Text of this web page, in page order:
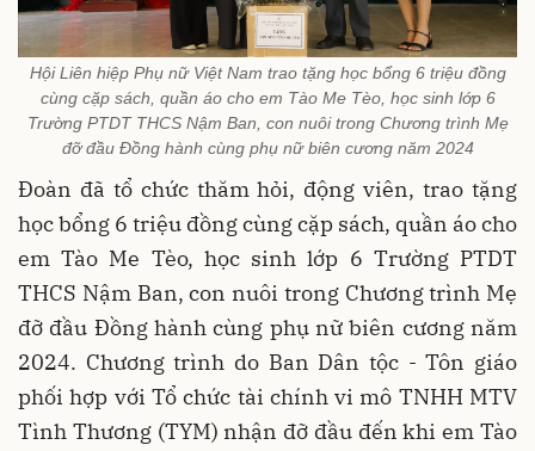
Hội Liên hiệp Phụ nữ Việt Nam trao tặng học bổng 6 triệu đồng
cùng cặp sách, quần áo cho em Tào Me Tèo, học sinh lớp 6
Trường PTDT THCS Nậm Ban, con nuôi trong Chương trình Mẹ
đỡ đầu Đồng hành cùng phụ nữ biên cương năm 2024
Đoàn đã tổ chức thăm hỏi, động viên, trao tặng
học bổng 6 triệu đồng cùng cặp sách, quần áo cho
em Tào Me Tèo, học sinh lớp 6 Trường PTDT
THCS Nậm Ban, con nuôi trong Chương trình Mẹ
đỡ đầu Đồng hành cùng phụ nữ biên cương năm
2024. Chương trình do Ban Dân tộc - Tôn giáo
phối hợp với Tổ chức tài chính vi mô TNHH MTV
Tình Thương (TYM) nhận đỡ đầu đến khi em Tào